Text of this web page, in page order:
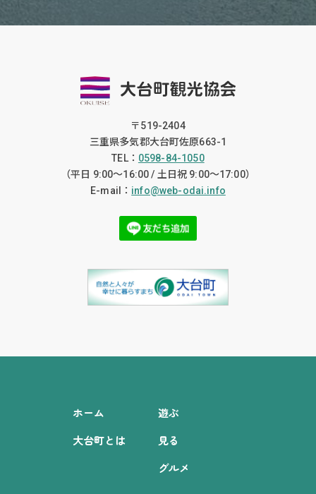
〒519-2404
三重県多気郡大台町佐原663-1
TEL： 0598-84-1050
（平日 9:00〜16:00 / 土日祝 9:00〜17:00）
E-mail： info@web-odai.info
ホーム
大台町とは
遊ぶ
見る
グルメ